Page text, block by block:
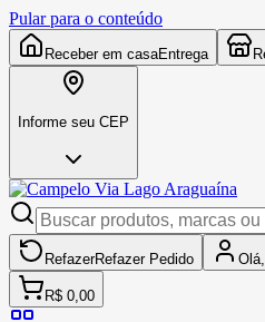
Pular para o conteúdo
Receber em casaEntrega
Informe seu CEP
RefazerRefazer Pedido Olá,
R$ 0,00